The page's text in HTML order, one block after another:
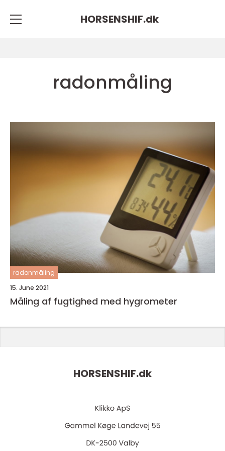
HORSENSHIF.dk
radonmåling
radonmåling
15. June 2021
Måling af fugtighed med hygrometer
HORSENSHIF.dk